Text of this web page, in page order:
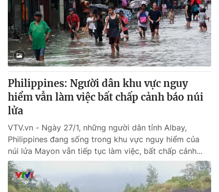
Philippines: Người dân khu vực nguy
hiểm vẫn làm việc bất chấp cảnh báo núi
lửa
VTV.vn - Ngày 27/1, những người dân tỉnh Albay,
Philippines đang sống trong khu vực nguy hiểm của
núi lửa Mayon vẫn tiếp tục làm việc, bất chấp cảnh...